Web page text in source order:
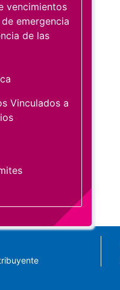
vencimientos
emergencia
de las
Vinculados a